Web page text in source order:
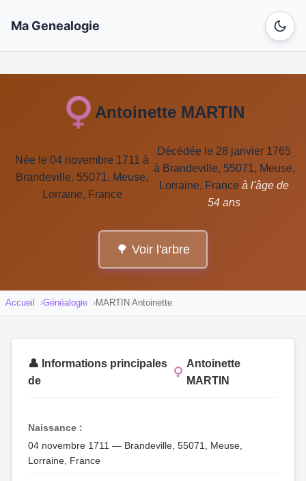
Ma Genealogie
Antoinette MARTIN
Née le 04 novembre 1711 à
Brandeville, 55071, Meuse,
Lorraine, France
Décédée le 28 janvier 1765
à Brandeville, 55071, Meuse,
Lorraine, France à l'âge de
54 ans
🌳 Voir l'arbre
Accueil Généalogie MARTIN Antoinette
👤 Informations principales
de
Antoinette
MARTIN
Naissance :
04 novembre 1711 — Brandeville, 55071, Meuse,
Lorraine, France